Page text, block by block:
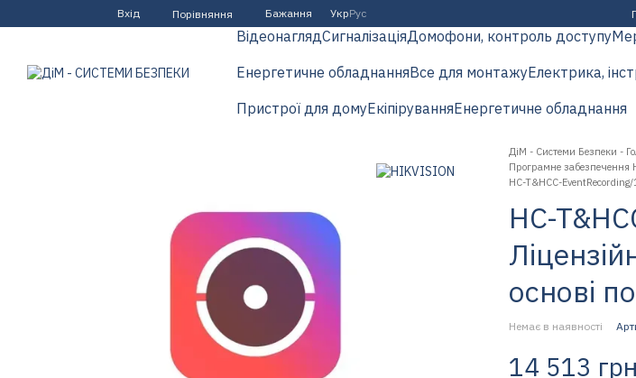
Перейти до основного контенту
Вхід Порівняння Бажання УкрРус
ВідеонаглядСигналізаціяДомофони, контроль доступу
Енергетичне обладнанняВсе для монтажуЕлектрика,
Пристрої для домуЕкіпіруванняЕнергетичне обладнання
ДіМ - Системи Безпеки -
Програмне забезпечення
HC-T&HCC-
HC-
основі
Немає в наявності
14 513 грн